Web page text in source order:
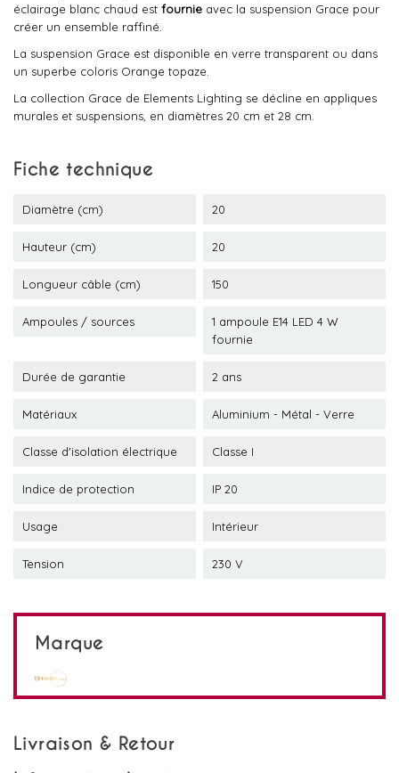
éclairage blanc chaud est fournie avec la suspension Grace pour
créer un ensemble raffiné.
La suspension Grace est disponible en verre transparent ou dans
un superbe coloris Orange topaze.
La collection Grace de Elements Lighting se décline en appliques
murales et suspensions, en diamètres 20 cm et 28 cm.
Fiche technique
Diamètre (cm) 20
Hauteur (cm) 20
Longueur câble (cm) 150
Ampoules / sources
1 ampoule E14 LED 4 W
fournie
Durée de garantie 2 ans
Matériaux Aluminium - Métal - Verre
Classe d'isolation électrique Classe I
Indice de protection IP 20
Usage Intérieur
Tension 230 V
Marque
Livraison & Retour